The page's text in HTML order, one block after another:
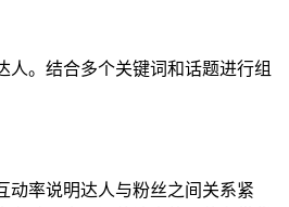
。结合多个关键词和话题进行组
动率说明达人与粉丝之间关系紧